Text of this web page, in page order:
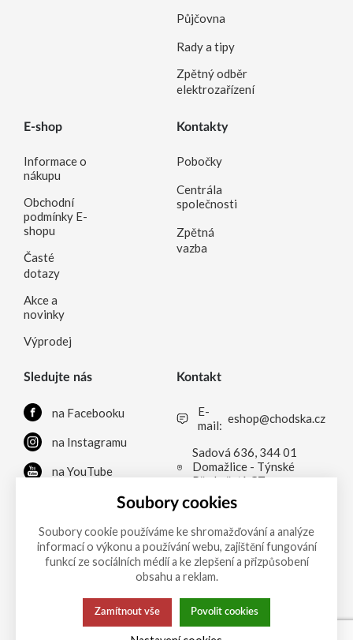
Půjčovna
Rady a tipy
Zpětný odběr
elektrozařízení
E-shop
Informace o
nákupu
Obchodní
podmínky E-
shopu
Časté
dotazy
Akce a
novinky
Výprodej
Kontakty
Pobočky
Centrála
společnosti
Zpětná
vazba
Sledujte nás
na Facebooku
na Instagramu
na YouTube
Kontakt
E-
mail: eshop@chodska.cz
Sadová 636, 344 01
Domažlice - Týnské
Předměstí, CZ
Možnosti platby
Tato stránka používá soubory cookies.
Soubory cookies
Soubory cookie používáme ke shromažďování a analýze
informací o výkonu a používání webu, zajištění fungování
funkcí ze sociálních médií a ke zlepšení a přizpůsobení
obsahu a reklam.
Zamítnout vše Povolit cookies